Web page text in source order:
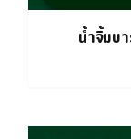
น้ำจิ้มบ